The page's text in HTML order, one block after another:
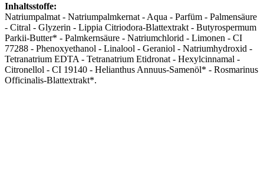
Inhaltsstoffe:
Natriumpalmat - Natriumpalmkernat - Aqua - Parfüm - Palmensäure
- Citral - Glyzerin - Lippia Citriodora-Blattextrakt - Butyrospermum
Parkii-Butter* - Palmkernsäure - Natriumchlorid - Limonen - CI
77288 - Phenoxyethanol - Linalool - Geraniol - Natriumhydroxid -
Tetranatrium EDTA - Tetranatrium Etidronat - Hexylcinnamal -
Citronellol - CI 19140 - Helianthus Annuus-Samenöl* - Rosmarinus
Officinalis-Blattextrakt*.